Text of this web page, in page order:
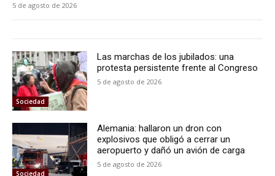
5 de agosto de 2026
Sociedad
Las marchas de los jubilados: una
protesta persistente frente al Congreso
5 de agosto de 2026
Sociedad
Alemania: hallaron un dron con
explosivos que obligó a cerrar un
aeropuerto y dañó un avión de carga
5 de agosto de 2026